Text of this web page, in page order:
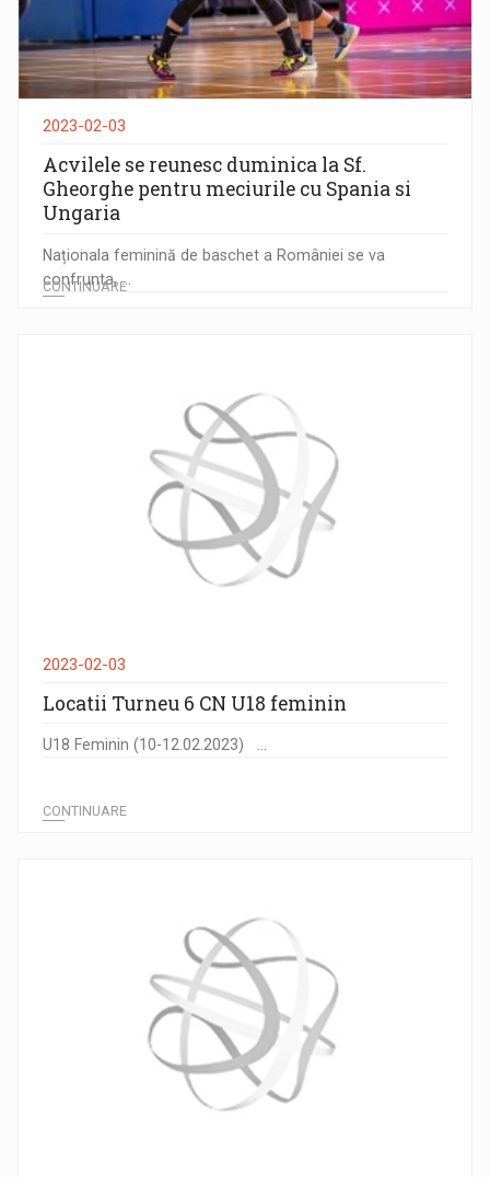
2023-02-03
Acvilele se reunesc duminica la Sf.
Gheorghe pentru meciurile cu Spania si
Ungaria
Naționala feminină de baschet a României se va
confrunta, ...
CONTINUARE
2023-02-03
Locatii Turneu 6 CN U18 feminin
U18 Feminin (10-12.02.2023) ...
CONTINUARE